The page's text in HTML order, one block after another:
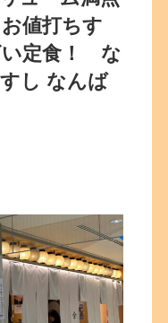
値打ちす
い定食！ な
し なんば